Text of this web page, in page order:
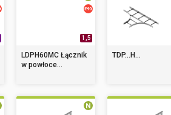
1,5
LDPH60MC Łącznik
w powłoce...
TDP...H...